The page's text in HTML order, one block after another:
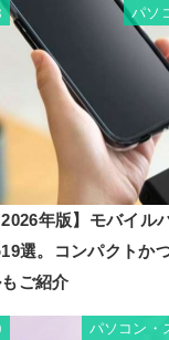
パソ
年版】モバイル
選。コンパクトか
ご紹介
パソコン・